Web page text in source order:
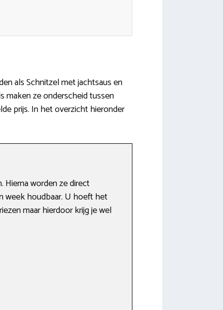
als Schnitzel met jachtsaus en
maken ze onderscheid tussen
prijs. In het overzicht hieronder
Hierna worden ze direct
week houdbaar. U hoeft het
maar hierdoor krijg je wel